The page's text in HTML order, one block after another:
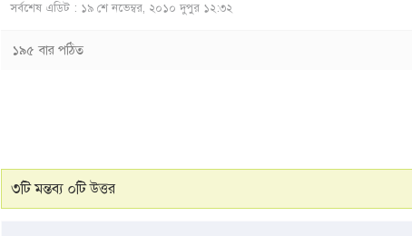
সর্বশেষ এডিট : ১৯ শে নভেম্বর, ২০১০ দুপুর ১২:৩২
১৯৫ বার পঠিত
৩টি মন্তব্য ০টি উত্তর